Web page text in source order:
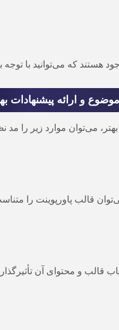
که می‌توانید با توجه به
و ارائه پیشنهادات
می‌توان موارد زیر را مد
قالب پاورپوینت را
قالب و محتوای آن